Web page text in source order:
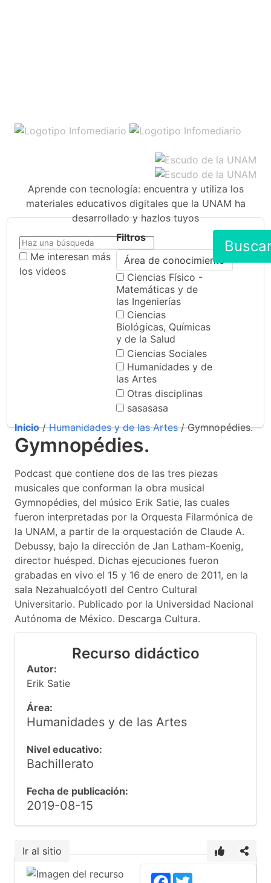
Aprende con tecnología: encuentra y utiliza los
materiales educativos digitales que la UNAM ha
desarrollado y hazlos tuyos
Me interesan más
los videos
Filtros
Área de conocimiento
Ciencias Físico -
Matemáticas y de
las Ingenierías
Ciencias
Biológicas, Químicas
y de la Salud
Ciencias Sociales
Humanidades y de
las Artes
Otras disciplinas
sasasasa
Inicio/Humanidades y de las Artes/ Gymnopédies.
Gymnopédies.
Podcast que contiene dos de las tres piezas
musicales que conforman la obra musical
Gymnopédies, del músico Erik Satie, las cuales
fueron interpretadas por la Orquesta Filarmónica de
la UNAM, a partir de la orquestación de Claude A.
Debussy, bajo la dirección de Jan Latham-Koenig,
director huésped. Dichas ejecuciones fueron
grabadas en vivo el 15 y 16 de enero de 2011, en la
sala Nezahualcóyotl del Centro Cultural
Universitario. Publicado por la Universidad Nacional
Autónoma de México. Descarga Cultura.
Recurso didáctico
Autor:
Erik Satie
Área:
Humanidades y de las Artes
Nivel educativo:
Bachillerato
Fecha de publicación:
2019-08-15
Ir al sitio
Facebook